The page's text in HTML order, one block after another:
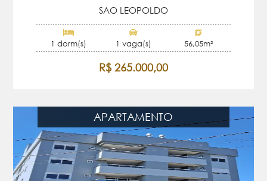
SAO LEOPOLDO
1 dorm(s) 1 vaga(s) 56,05m²
R$ 265.000,00
APARTAMENTO